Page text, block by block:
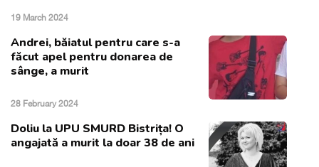
19 March 2024
Andrei, băiatul pentru care s-a
făcut apel pentru donarea de
sânge, a murit
28 February 2024
Doliu la UPU SMURD Bistrița! O
angajată a murit la doar 38 de ani